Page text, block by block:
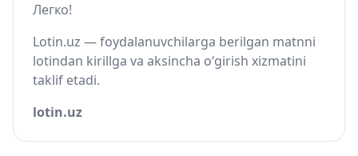
Легко!
Lotin.uz — foydalanuvchilarga berilgan matnni
lotindan kirillga va aksincha o‘girish xizmatini
taklif etadi.
lotin.uz